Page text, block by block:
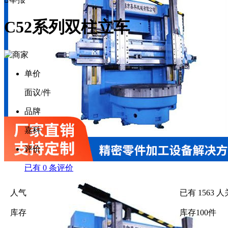
C52系列双柱立车
单价
面议/件
品牌
嘉科
评价
已有 0 条评价
人气 已有 1563 人
库存 库存100件